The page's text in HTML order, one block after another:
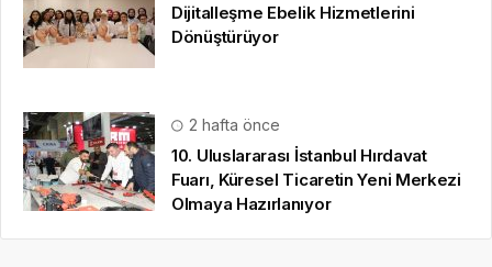
Dijitalleşme Ebelik Hizmetlerini
Dönüştürüyor
2 hafta önce
10. Uluslararası İstanbul Hırdavat
Fuarı, Küresel Ticaretin Yeni Merkezi
Olmaya Hazırlanıyor